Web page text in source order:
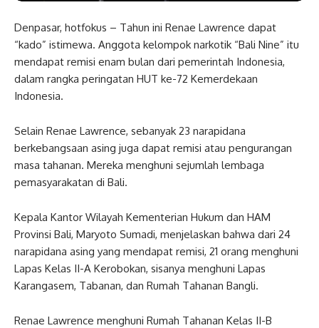
Denpasar, hotfokus – Tahun ini Renae Lawrence dapat
“kado” istimewa. Anggota kelompok narkotik “Bali Nine” itu
mendapat remisi enam bulan dari pemerintah Indonesia,
dalam rangka peringatan HUT ke-72 Kemerdekaan
Indonesia.
Selain Renae Lawrence, sebanyak 23 narapidana
berkebangsaan asing juga dapat remisi atau pengurangan
masa tahanan. Mereka menghuni sejumlah lembaga
pemasyarakatan di Bali.
Kepala Kantor Wilayah Kementerian Hukum dan HAM
Provinsi Bali, Maryoto Sumadi, menjelaskan bahwa dari 24
narapidana asing yang mendapat remisi, 21 orang menghuni
Lapas Kelas II-A Kerobokan, sisanya menghuni Lapas
Karangasem, Tabanan, dan Rumah Tahanan Bangli.
Renae Lawrence menghuni Rumah Tahanan Kelas II-B